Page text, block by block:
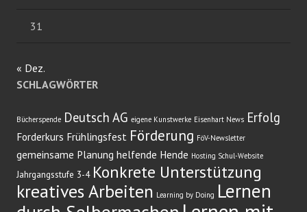
31
« Dez.
SCHLAGWÖRTER
Bücherspende Deutsch AG eigene Kunstwerke Eisenhart News Erfolg
Forderkurs Frühlingsfest Förderung FöV-Newsletter
gemeinsame Planung helfende Hende Hosting Schul-Website
Jahrgangsstufe 3-4 Konkrete Unterstützung
kreatives Arbeiten Learning by Doing Lernen